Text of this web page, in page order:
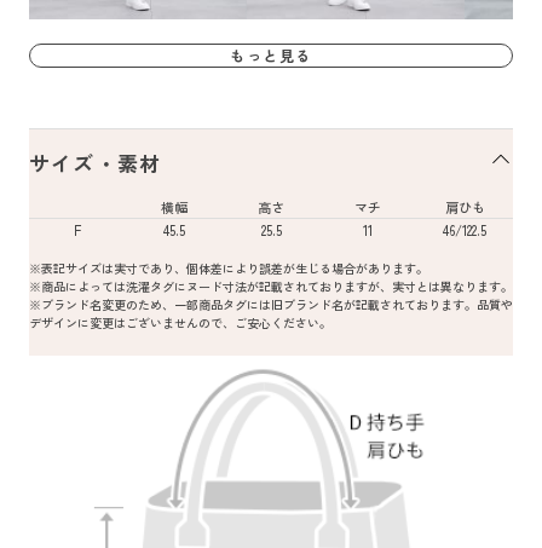
もっと見る
サイズ・素材
横幅 高さ マチ
肩ひも
F
45.5 25.5 11 46/122.5
※表記サイズは実寸であり、個体差により誤差が生じる場合があります。
※商品によっては洗濯タグにヌード寸法が記載されておりますが、実寸とは異なります。
※ブランド名変更のため、一部商品タグには旧ブランド名が記載されております。品質や
デザインに変更はございませんので、ご安心ください。